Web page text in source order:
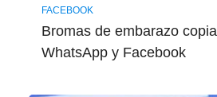
FACEBOOK
Bromas de embarazo
WhatsApp y Facebook